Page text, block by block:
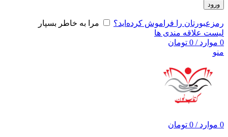
ورود
رمزعبورتان را فراموش کرده‌اید؟
مرا به خاطر بسپار
لیست علاقه مندی ها
0 موارد /
0 تومان
منو
0 موارد /
0 تومان